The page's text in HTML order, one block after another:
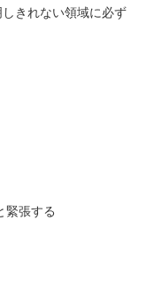
きれない領域に必ず
緊張する